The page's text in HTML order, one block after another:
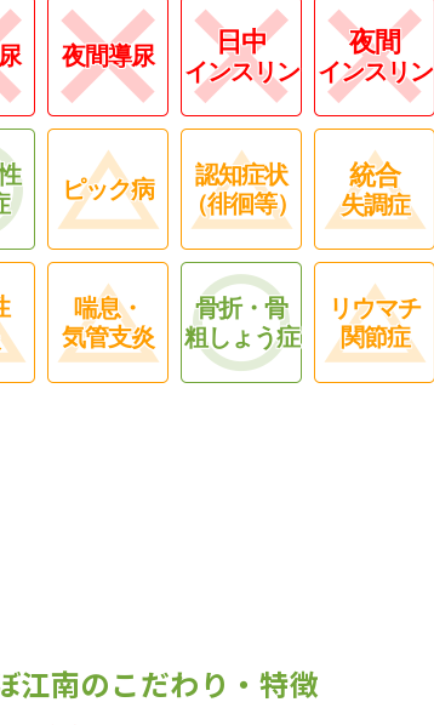
夜間導尿 日中
インスリン
夜間
インスリン
ピック病
認知症状
（徘徊等）
統合
失調症
喘息・
気管支炎
骨折・骨
粗しょう症
リウマチ
関節症
江南のこだわり・特徴